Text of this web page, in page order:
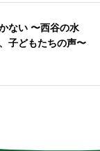
ない 〜西谷の水
子どもたちの声〜